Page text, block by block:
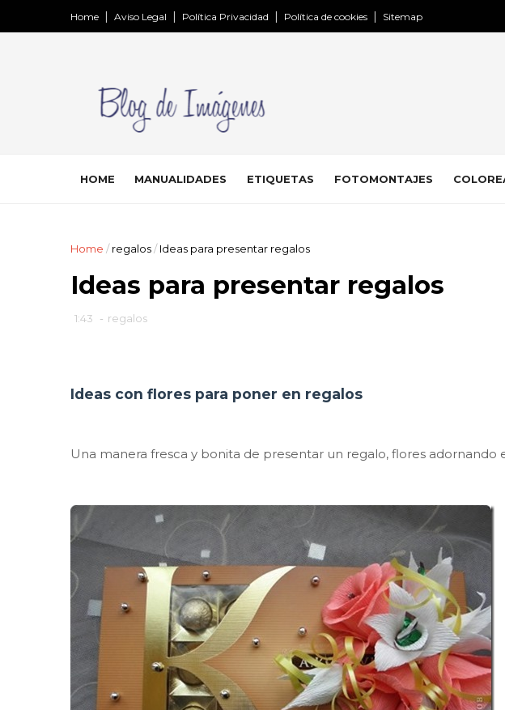
Home Aviso Legal Política Privacidad Política de cookies Sitemap
HOME MANUALIDADES ETIQUETAS FOTOMONTAJES
Home / regalos/ Ideas para presentar regalos
Ideas para presentar regalos
1:43 - regalos
Ideas con flores para poner en regalos
Una manera fresca y bonita de presentar un regalo, flores adornando